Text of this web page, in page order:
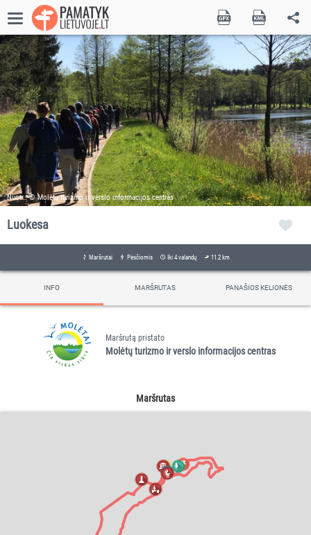
Nuotr.: © Molėtų turizmo ir verslo informacijos centras
Luokesa
Maršrutai Pėsčiomis Iki 4 valandų 11.2 km
INFO MARŠRUTAS PANAŠIOS KELIONĖS
Maršrutas
Maršrutą pristato
Molėtų turizmo ir verslo informacijos centras